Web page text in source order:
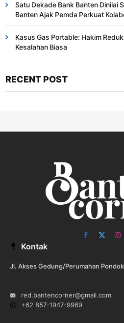
Satu Dekade Bank Banten Dinilai
Banten Ajak Pemda Perkuat
Kasus Gas Portable: Hakim
Kesalahan Biasa ​
RECENT POST
Facebook
X
Kontak
Jl. Akses Gedung/Perumahan
red.bantencorner@gmail.com
+62 857-1947-9969